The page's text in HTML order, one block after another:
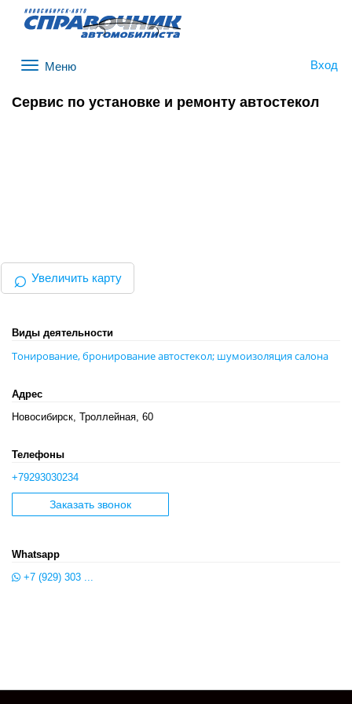
Вход
Сервис по установке и ремонту автостекол
⌕ Увеличить карту
Виды деятельности
Тонирование, бронирование автостекол; шумоизоляция салона
Адрес
Новосибирск, Троллейная, 60
Телефоны
+79293030234
Заказать звонок
Whatsapp
+7 (929) 303 ...